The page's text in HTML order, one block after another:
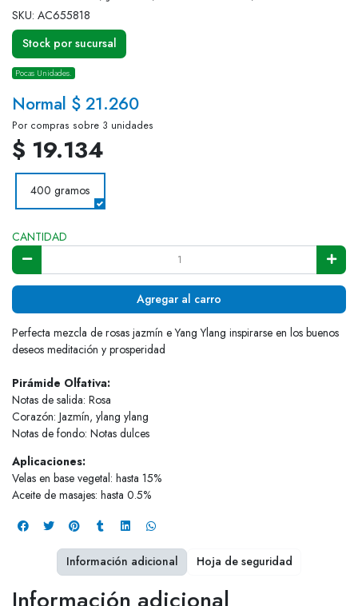
SKU: AC655818
Stock por sucursal
Pocas Unidades.
Normal $ 21.260
Por compras sobre 3 unidades
$ 19.134
400 gramos
CANTIDAD
Agregar al carro
Perfecta mezcla de rosas jazmín e Yang Ylang inspirarse en los buenos
deseos meditación y prosperidad
Pirámide Olfativa:
Notas de salida: Rosa
Corazón: Jazmín, ylang ylang
Notas de fondo: Notas dulces
Aplicaciones:
Velas en base vegetal: hasta 15%
Aceite de masajes: hasta 0.5%
Información adicional Hoja de seguridad